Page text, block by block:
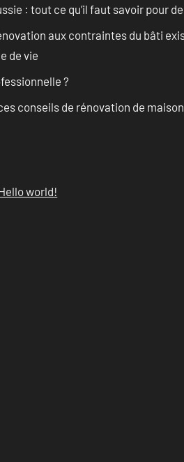
: tout ce qu’il faut savoir pour
aux contraintes du bâti
de vie
?
conseils de rénovation de
world!